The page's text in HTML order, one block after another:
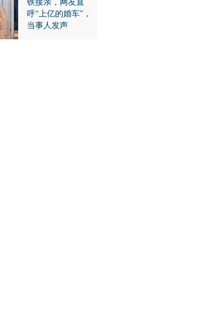
铁接亲，网友直
呼“上亿的婚车”，
当事人发声